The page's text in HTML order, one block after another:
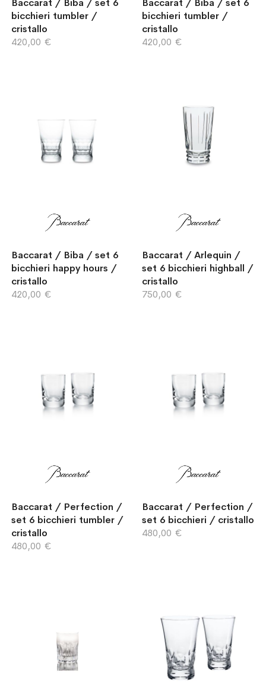
Baccarat / Biba / set 6
bicchieri tumbler /
cristallo
420,00 €
Baccarat / Biba / set 6
bicchieri tumbler /
cristallo
420,00 €
Baccarat / Biba / set 6
bicchieri happy hours /
cristallo
420,00 €
Baccarat / Arlequin /
set 6 bicchieri highball /
cristallo
750,00 €
Baccarat / Perfection /
set 6 bicchieri tumbler /
cristallo
480,00 €
Baccarat / Perfection /
set 6 bicchieri / cristallo
480,00 €